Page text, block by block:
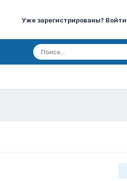
Уже зарегистрированы? Войти